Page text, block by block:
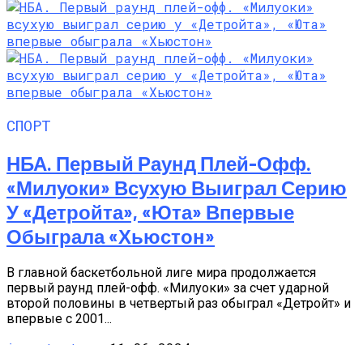
СПОРТ
НБА. Первый Раунд Плей-Офф.
«Милуоки» Всухую Выиграл Серию
У «Детройта», «Юта» Впервые
Обыграла «Хьюстон»
В главной баскетбольной лиге мира продолжается
первый раунд плей-офф. «Милуоки» за счет ударной
второй половины в четвертый раз обыграл «Детройт» и
впервые с 2001...